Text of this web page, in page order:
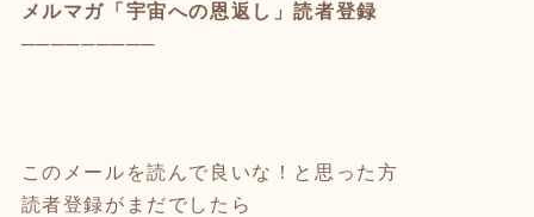
メルマガ「宇宙への恩返し」読者登録
─────────
このメールを読んで良いな！と思った方
読者登録がまだでしたら